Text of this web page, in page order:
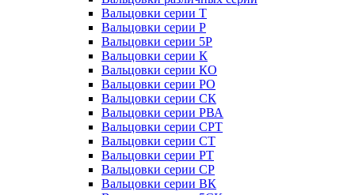
Вальцовки серии Т
Вальцовки серии Р
Вальцовки серии 5Р
Вальцовки серии К
Вальцовки серии КО
Вальцовки серии РО
Вальцовки серии СК
Вальцовки серии РВА
Вальцовки серии СРТ
Вальцовки серии СТ
Вальцовки серии РТ
Вальцовки серии СР
Вальцовки серии ВК